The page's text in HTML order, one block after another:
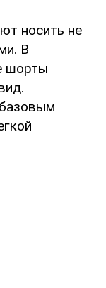
носить не
В
шорты